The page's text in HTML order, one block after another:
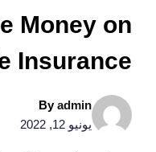
Money on
Insurance
Byadmin
يونيو 12, 2022